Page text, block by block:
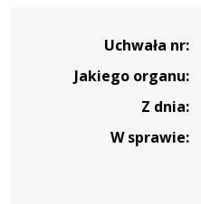
135/2020-
Uchwała nr:
Jakiego organu:
Z dnia:
W sprawie: